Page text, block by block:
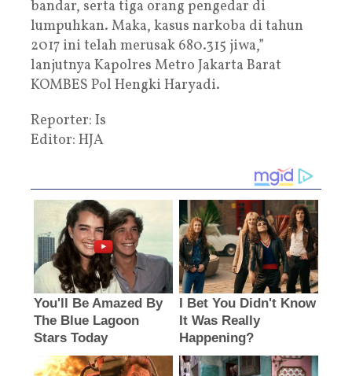
bandar, serta tiga orang pengedar di
lumpuhkan. Maka, kasus narkoba di tahun
2017 ini telah merusak 680.315 jiwa,”
lanjutnya Kapolres Metro Jakarta Barat
KOMBES Pol Hengki Haryadi.
Reporter: Is
Editor: HJA